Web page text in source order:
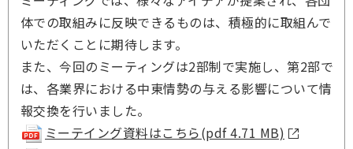
体での取組みに反映できるものは、積極的に取組んで
いただくことに期待します。
また、今回のミーティングは2部制で実施し、第2部で
は、各業界における中東情勢の与える影響について情
報交換を行いました。
ミーテイング資料はこちら(pdf 4.71 MB)